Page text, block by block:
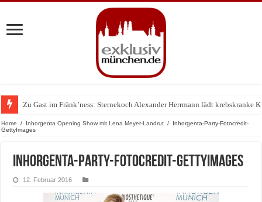
Zu Gast im Fränk’ness: Sternekoch Alexander Herrmann lädt krebskranke
Home / Inhorgenta Opening Show mit Lena Meyer-Landrut /
Inhorgenta-Party-Fotocredit-
GettyImages
Inhorgenta-Party-Fotocredit-GettyImages
12. Februar 2016